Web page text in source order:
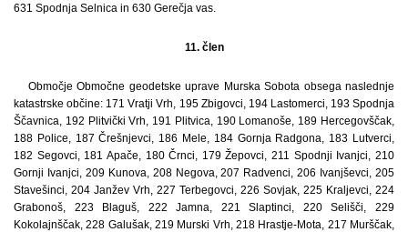
631 Spodnja Selnica in 630 Gerečja vas.
11. člen
Območje Območne geodetske uprave Murska Sobota obsega naslednje
katastrske občine: 171 Vratji Vrh, 195 Zbigovci, 194 Lastomerci, 193 Spodnja
Ščavnica, 192 Plitvički Vrh, 191 Plitvica, 190 Lomanoše, 189 Hercegovščak,
188 Police, 187 Črešnjevci, 186 Mele, 184 Gornja Radgona, 183 Lutverci,
182 Segovci, 181 Apače, 180 Črnci, 179 Žepovci, 211 Spodnji Ivanjci, 210
Gornji Ivanjci, 209 Kunova, 208 Negova, 207 Radvenci, 206 Ivanjševci, 205
Stavešinci, 204 Janžev Vrh, 227 Terbegovci, 226 Sovjak, 225 Kraljevci, 224
Grabonoš, 223 Blaguš, 222 Jamna, 221 Slaptinci, 220 Selišči, 229
Kokolajnščak, 228 Galušak, 219 Murski Vrh, 218 Hrastje-Mota, 217 Murščak,